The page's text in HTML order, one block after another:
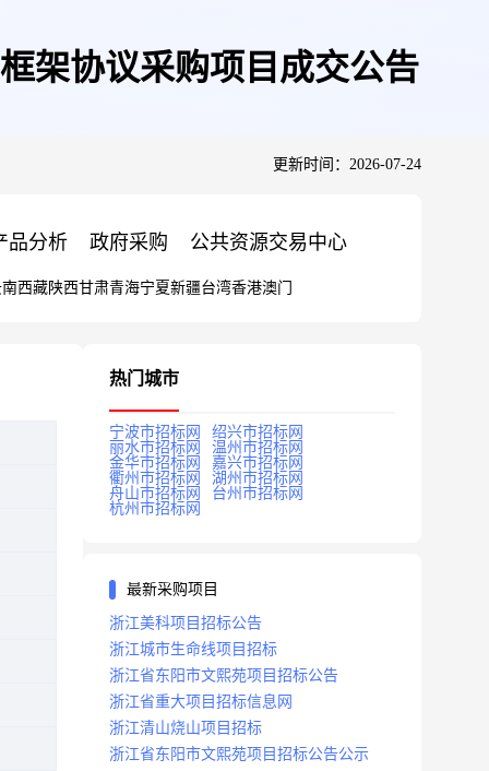
架协议采购项目成交公告
更新时间：2026-07-24
品分析 政府采购 公共资源交易中心
西藏陕西甘肃青海宁夏新疆台湾香港澳门
热门城市
宁波市招标网
绍兴市招标网
丽水市招标网
温州市招标网
金华市招标网
嘉兴市招标网
衢州市招标网
湖州市招标网
舟山市招标网
台州市招标网
杭州市招标网
最新采购项目
浙江美科项目招标公告
浙江城市生命线项目招标
浙江省东阳市文熙苑项目招标公告
浙江省重大项目招标信息网
浙江清山烧山项目招标
浙江省东阳市文熙苑项目招标公告公示